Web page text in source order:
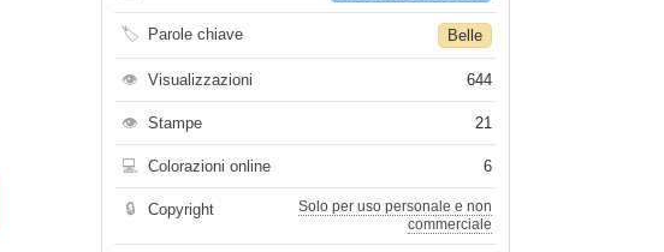
🏷 Parole chiave Belle
👁 Visualizzazioni 644
👁 Stampe 21
💻 Colorazioni online 6
🔒 Copyright
Solo per uso personale e non
commerciale